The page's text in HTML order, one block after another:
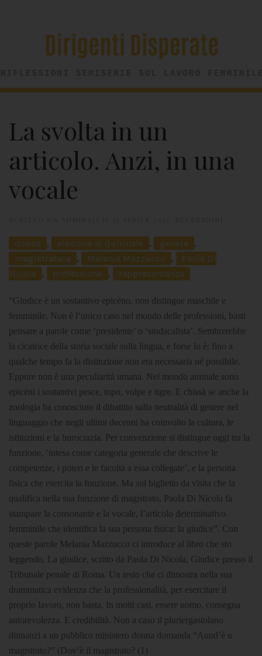
La svolta in un
articolo. Anzi, in una
vocale
donna , elezione al Quirinale , genere
,
magistratura
, Melania Mazzucco ,
Paola Di
Nicola
, professione , rappresentanza
“Giudice è un sostantivo epicèno, non distingue maschile e
femminile. Non è l’unico caso nel mondo delle professioni, basti
pensare a parole come ‘presidente’ o ‘sindacalista’.
Sembrerebbe
la cicatrice della storia sociale sulla lingua, e forse lo è: fino a
qualche tempo fa la distinzione non era necessaria né possibile.
Eppure non è una peculiarità umana. Nel mondo animale sono
epicèni i sostantivi pesce, topo, volpe e tigre. E chissà se anche la
zoologia ha conosciuto il dibattito sulla neutralità di genere nel
linguaggio che negli ultimi decenni ha coinvolto la cultura, le
istituzioni e la burocrazia. Per convenzione si distingue oggi tra la
funzione, ‘intesa come categoria generale che descrive le
competenze, i poteri e le facoltà a essa collegate’, e la persona
fisica che esercita la funzione. Ma sul biglietto da visita che la
qualifica nella sua funzione di magistrato, Paola Di Nicola fa
stampare la consonante e la vocale, l’articolo determinativo
femminile che identifica la sua persona fisica: la giudice”. Con
queste parole Melania Mazzucco ci introduce al libro che sto
leggendo, La giudice, scritto da Paola Di Nicola, Giudice presso il
Tribunale penale di Roma. Un testo che ci dimostra nella sua
drammatica evidenza che la professionalità, per esercitare il
proprio lavoro, non basta. In molti casi, essere uomo, consegna
autorevolezza. E credibilità. Non a caso il pluriergastolano
dinnanzi a un pubblico ministero donna domanda “Aund’è u
magistrato?” (Dov’è il magistrato? (1)